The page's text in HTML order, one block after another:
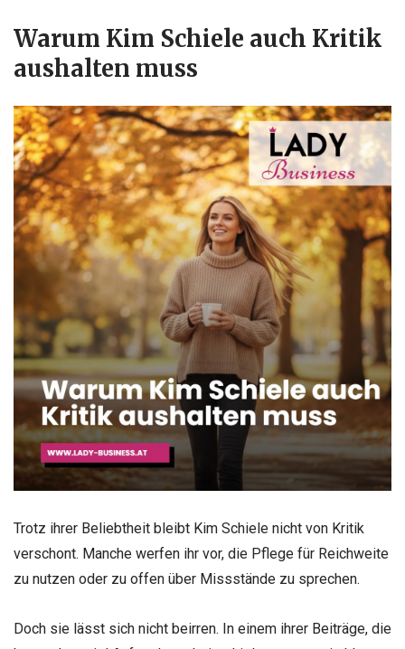
Warum Kim Schiele auch Kritik
aushalten muss
Trotz ihrer Beliebtheit bleibt Kim Schiele nicht von Kritik
verschont. Manche werfen ihr vor, die Pflege für Reichweite
zu nutzen oder zu offen über Missstände zu sprechen.
Doch sie lässt sich nicht beirren. In einem ihrer Beiträge, die